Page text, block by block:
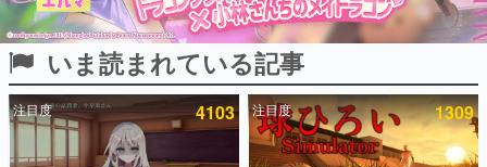
ピックアップ
電ファミのいま読まれている記事ランキング
いま読まれている記事
注目度 4103 注目度 1309